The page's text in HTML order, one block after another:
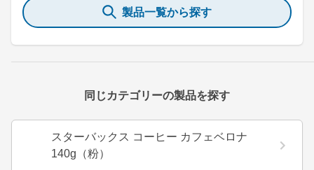
製品一覧から探す
同じカテゴリーの製品を探す
スターバックス コーヒー カフェベロナ
140g（粉）